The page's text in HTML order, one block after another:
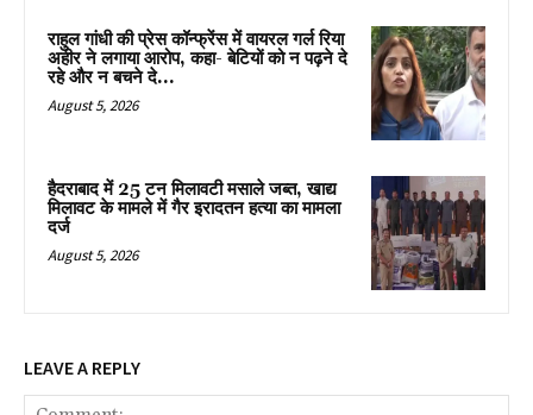
राहुल गांधी की प्रेस कॉन्फ्रेंस में वायरल गर्ल रिया
अहीर ने लगाया आरोप, कहा- बेटियों को न पढ़ने दे
रहे और न बचने दे...
August 5, 2026
हैदराबाद में 25 टन मिलावटी मसाले जब्त, खाद्य
मिलावट के मामले में गैर इरादतन हत्या का मामला
दर्ज
August 5, 2026
LEAVE A REPLY